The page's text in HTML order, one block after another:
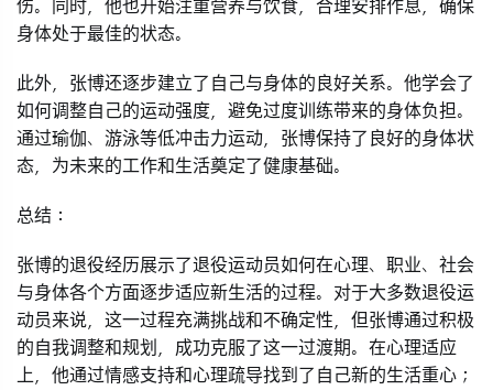
伤。同时，他也开始注重营养与饮食，合理安排作息，确保
身体处于最佳的状态。
此外，张博还逐步建立了自己与身体的良好关系。他学会了
如何调整自己的运动强度，避免过度训练带来的身体负担。
通过瑜伽、游泳等低冲击力运动，张博保持了良好的身体状
态，为未来的工作和生活奠定了健康基础。
总结：
张博的退役经历展示了退役运动员如何在心理、职业、社会
与身体各个方面逐步适应新生活的过程。对于大多数退役运
动员来说，这一过程充满挑战和不确定性，但张博通过积极
的自我调整和规划，成功克服了这一过渡期。在心理适应
上，他通过情感支持和心理疏导找到了自己新的生活重心；